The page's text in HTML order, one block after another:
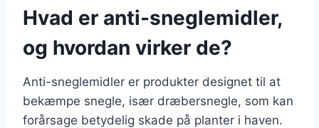
Hvad er anti-sneglemidler,
og hvordan virker de?
Anti-sneglemidler er produkter designet til at
bekæmpe snegle, især dræbersnegle, som kan
forårsage betydelig skade på planter i haven.